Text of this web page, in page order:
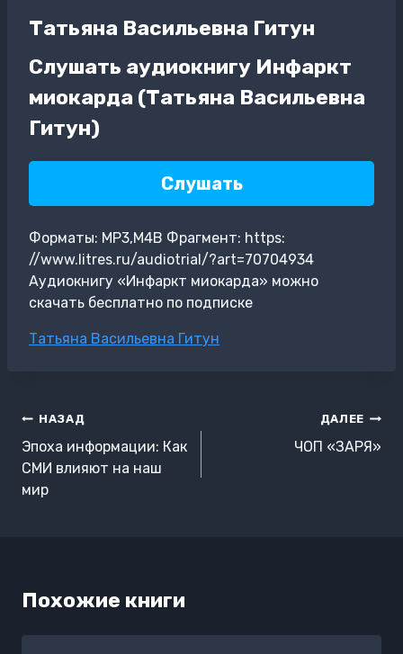
Татьяна Васильевна Гитун
Слушать аудиокнигу Инфаркт
миокарда (Татьяна Васильевна
Гитун)
Слушать
Форматы: MP3,M4B Фрагмент: https:
//www.litres.ru/audiotrial/?art=70704934
Аудиокнигу «Инфаркт миокарда» можно
скачать бесплатно по подписке
Метки
Татьяна Васильевна Гитун
Навигация
по
записям
НАЗАД
Эпоха информации: Как
СМИ влияют на наш
мир
ДАЛЕЕ
ЧОП «ЗАРЯ»
Похожие книги